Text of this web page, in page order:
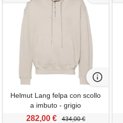
Helmut Lang felpa con scollo
a imbuto - grigio
282,00 € 434,00 €